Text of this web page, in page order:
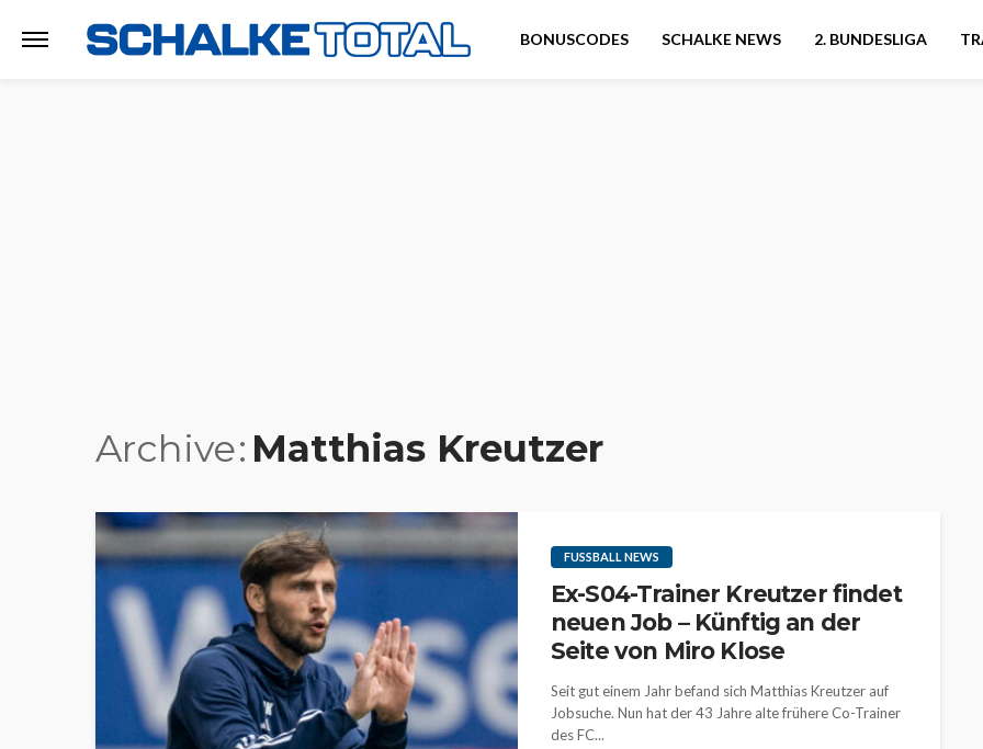
BONUSCODES SCHALKE NEWS 2. BUNDESLIGA
Archive Matthias Kreutzer
FUSSBALL NEWS
Ex-S04-Trainer Kreutzer findet
neuen Job – Künftig an der
Seite von Miro Klose
Seit gut einem Jahr befand sich Matthias Kreutzer auf
Jobsuche. Nun hat der 43 Jahre alte frühere Co-Trainer
des FC...